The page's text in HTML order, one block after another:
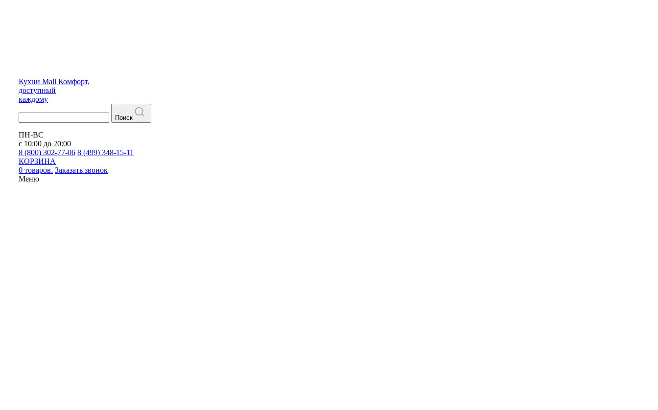
Кухни Mall Комфорт,
доступный
каждому
Поиск
ПН-ВС
с 10:00 до 20:00
8 (800) 302-77-06 8 (499) 348-15-11
КОРЗИНА
0 товаров. Заказать звонок
Меню